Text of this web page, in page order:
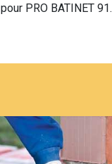
pour PRO BATINET 91.